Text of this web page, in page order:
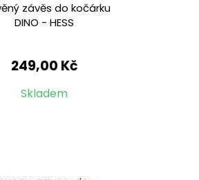
závěs do kočárku
DINO - HESS
249,00 Kč
Skladem